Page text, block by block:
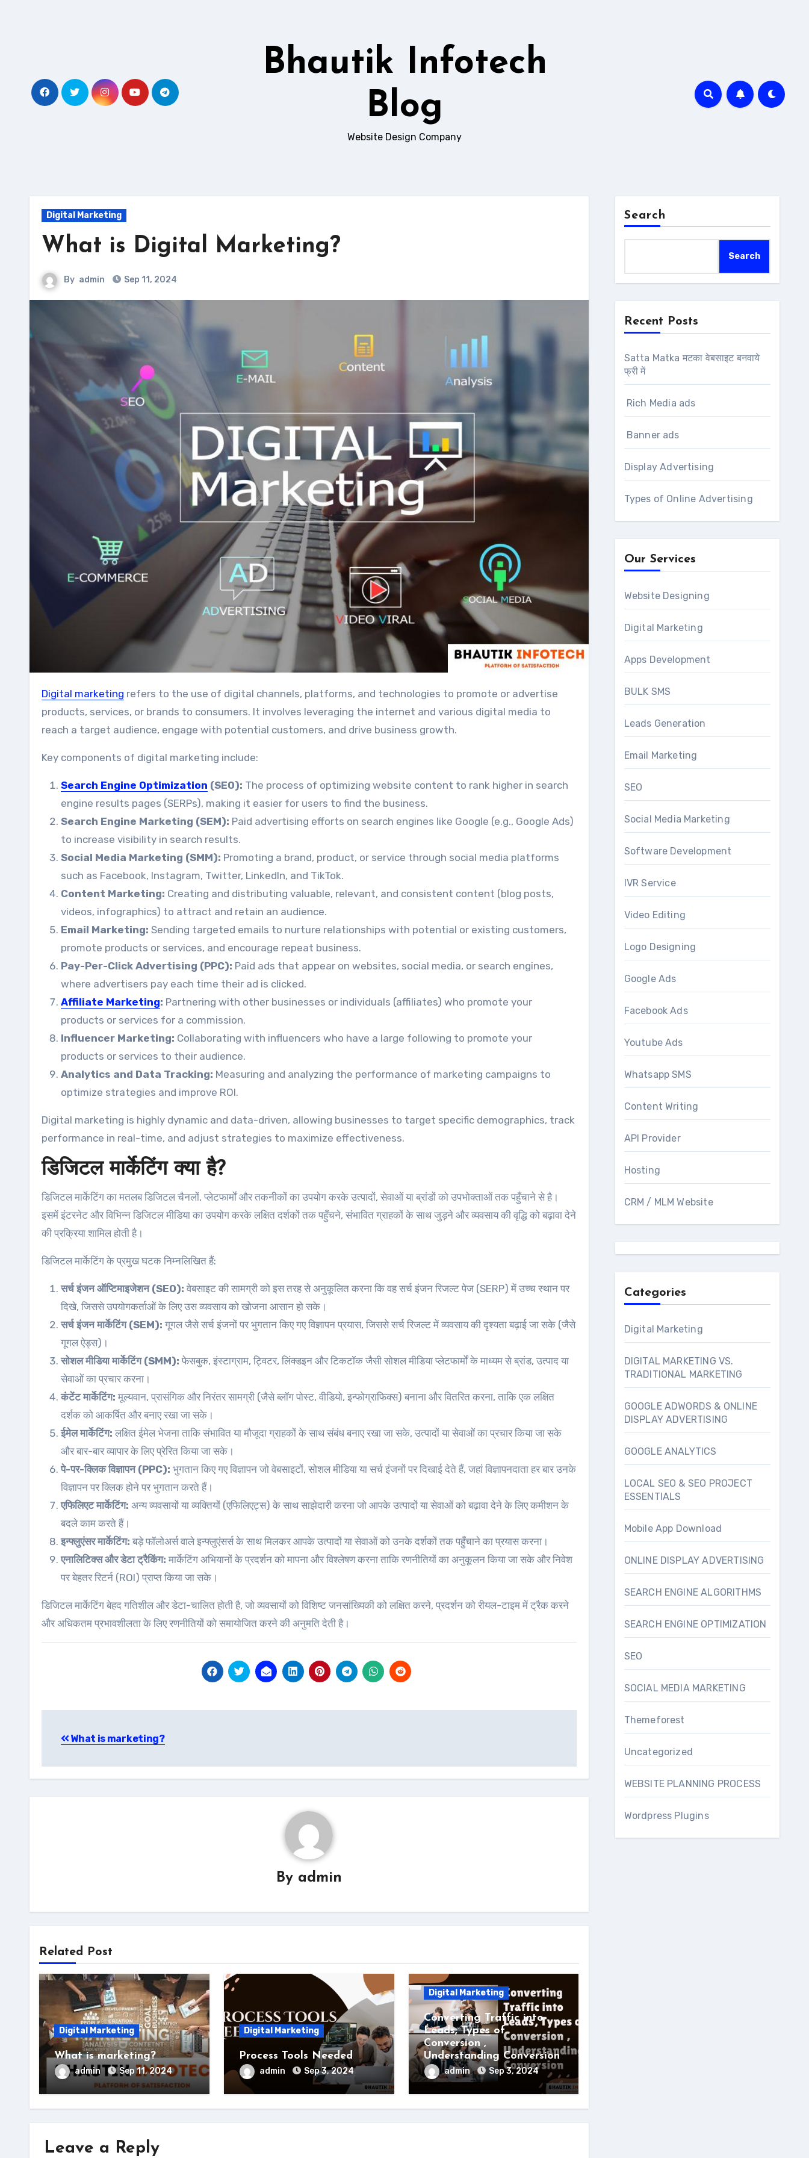
Bhautik Infotech
Blog
Website Design Company
Digital Marketing
What is Digital Marketing?
By admin Sep 11, 2024
Digital marketing refers to the use of digital channels, platforms, and technologies to promote or advertise
products, services, or brands to consumers. It involves leveraging the internet and various digital media to
reach a target audience, engage with potential customers, and drive business growth.
Key components of digital marketing include:
Search Engine Optimization (SEO): The process of optimizing website content to rank higher in search
engine results pages (SERPs), making it easier for users to find the business.
Search Engine Marketing (SEM): Paid advertising efforts on search engines like Google (e.g., Google Ads)
to increase visibility in search results.
Social Media Marketing (SMM): Promoting a brand, product, or service through social media platforms
such as Facebook, Instagram, Twitter, LinkedIn, and TikTok.
Content Marketing: Creating and distributing valuable, relevant, and consistent content (blog posts,
videos, infographics) to attract and retain an audience.
Email Marketing: Sending targeted emails to nurture relationships with potential or existing customers,
promote products or services, and encourage repeat business.
Pay-Per-Click Advertising (PPC): Paid ads that appear on websites, social media, or search engines,
where advertisers pay each time their ad is clicked.
Affiliate Marketing: Partnering with other businesses or individuals (affiliates) who promote your
products or services for a commission.
Influencer Marketing: Collaborating with influencers who have a large following to promote your
products or services to their audience.
Analytics and Data Tracking: Measuring and analyzing the performance of marketing campaigns to
optimize strategies and improve ROI.
Digital marketing is highly dynamic and data-driven, allowing businesses to target specific demographics, track
performance in real-time, and adjust strategies to maximize effectiveness.
डिजिटल मार्केटिंग क्या है?
डिजिटल मार्केटिंग का मतलब डिजिटल चैनलों, प्लेटफार्मों और तकनीकों का उपयोग करके उत्पादों, सेवाओं या ब्रांडों को उपभोक्ताओं तक पहुँचाने से है।
इसमें इंटरनेट और विभिन्न डिजिटल मीडिया का उपयोग करके लक्षित दर्शकों तक पहुँचने, संभावित ग्राहकों के साथ जुड़ने और व्यवसाय की वृद्धि को बढ़ावा देने
की प्रक्रिया शामिल होती है।
डिजिटल मार्केटिंग के प्रमुख घटक निम्नलिखित हैं:
सर्च इंजन ऑप्टिमाइजेशन (SEO): वेबसाइट की सामग्री को इस तरह से अनुकूलित करना कि वह सर्च इंजन रिजल्ट पेज (SERP) में उच्च स्थान पर
दिखे, जिससे उपयोगकर्ताओं के लिए उस व्यवसाय को खोजना आसान हो सके।
सर्च इंजन मार्केटिंग (SEM): गूगल जैसे सर्च इंजनों पर भुगतान किए गए विज्ञापन प्रयास, जिससे सर्च रिजल्ट में व्यवसाय की दृश्यता बढ़ाई जा सके (जैसे
गूगल ऐड्स)।
सोशल मीडिया मार्केटिंग (SMM): फेसबुक, इंस्टाग्राम, ट्विटर, लिंक्डइन और टिकटॉक जैसी सोशल मीडिया प्लेटफार्मों के माध्यम से ब्रांड, उत्पाद या
सेवाओं का प्रचार करना।
कंटेंट मार्केटिंग: मूल्यवान, प्रासंगिक और निरंतर सामग्री (जैसे ब्लॉग पोस्ट, वीडियो, इन्फोग्राफिक्स) बनाना और वितरित करना, ताकि एक लक्षित
दर्शक को आकर्षित और बनाए रखा जा सके।
ईमेल मार्केटिंग: लक्षित ईमेल भेजना ताकि संभावित या मौजूदा ग्राहकों के साथ संबंध बनाए रखा जा सके, उत्पादों या सेवाओं का प्रचार किया जा सके
और बार-बार व्यापार के लिए प्रेरित किया जा सके।
पे-पर-क्लिक विज्ञापन (PPC): भुगतान किए गए विज्ञापन जो वेबसाइटों, सोशल मीडिया या सर्च इंजनों पर दिखाई देते हैं, जहां विज्ञापनदाता हर बार उनके
विज्ञापन पर क्लिक होने पर भुगतान करते हैं।
एफिलिएट मार्केटिंग: अन्य व्यवसायों या व्यक्तियों (एफिलिएट्स) के साथ साझेदारी करना जो आपके उत्पादों या सेवाओं को बढ़ावा देने के लिए कमीशन के
बदले काम करते हैं।
इन्फ्लुएंसर मार्केटिंग: बड़े फॉलोअर्स वाले इन्फ्लुएंसर्स के साथ मिलकर आपके उत्पादों या सेवाओं को उनके दर्शकों तक पहुँचाने का प्रयास करना।
एनालिटिक्स और डेटा ट्रैकिंग: मार्केटिंग अभियानों के प्रदर्शन को मापना और विश्लेषण करना ताकि रणनीतियों का अनुकूलन किया जा सके और निवेश
पर बेहतर रिटर्न (ROI) प्राप्त किया जा सके।
डिजिटल मार्केटिंग बेहद गतिशील और डेटा-चालित होती है, जो व्यवसायों को विशिष्ट जनसांख्यिकी को लक्षित करने, प्रदर्शन को रीयल-टाइम में ट्रैक करने
और अधिकतम प्रभावशीलता के लिए रणनीतियों को समायोजित करने की अनुमति देती है।
navigation
What is marketing?
By admin
Related Post
Digital Marketing
What is marketing?
admin Sep 11, 2024
Digital Marketing
Process Tools Needed
admin Sep 3, 2024
Digital Marketing
Converting Traffic into
Leads, Types of
Conversion ,
Understanding Conversion
admin Sep 3, 2024
Leave a Reply
Search
Search
Recent Posts
Satta Matka मटका वेबसाइट बनवाये
फ्री में
Rich Media ads
Banner ads
Display Advertising
Types of Online Advertising
Our Services
Website Designing
Digital Marketing
Apps Development
BULK SMS
Leads Generation
Email Marketing
SEO
Social Media Marketing
Software Development
IVR Service
Video Editing
Logo Designing
Google Ads
Facebook Ads
Youtube Ads
Whatsapp SMS
Content Writing
API Provider
Hosting
CRM / MLM Website
Categories
Digital Marketing
DIGITAL MARKETING VS.
TRADITIONAL MARKETING
GOOGLE ADWORDS & ONLINE
DISPLAY ADVERTISING
GOOGLE ANALYTICS
LOCAL SEO & SEO PROJECT
ESSENTIALS
Mobile App Download
ONLINE DISPLAY ADVERTISING
SEARCH ENGINE ALGORITHMS
SEARCH ENGINE OPTIMIZATION
SEO
SOCIAL MEDIA MARKETING
Themeforest
Uncategorized
WEBSITE PLANNING PROCESS
Wordpress Plugins